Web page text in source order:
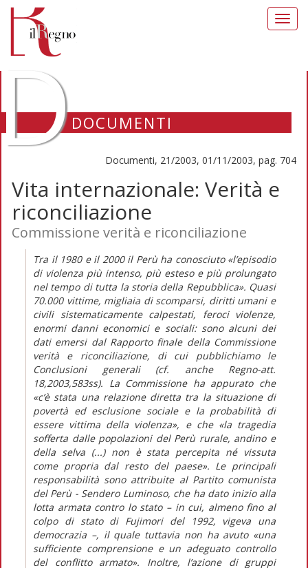
DOCUMENTI
Documenti, 21/2003, 01/11/2003, pag. 704
Vita internazionale: Verità e
riconciliazione
Commissione verità e riconciliazione
Tra il 1980 e il 2000 il Perù ha conosciuto «l’episodio
di violenza più intenso, più esteso e più prolungato
nel tempo di tutta la storia della Repubblica». Quasi
70.000 vittime, migliaia di scomparsi, diritti umani e
civili sistematicamente calpestati, feroci violenze,
enormi danni economici e sociali: sono alcuni dei
dati emersi dal Rapporto finale della Commissione
verità e riconciliazione, di cui pubblichiamo le
Conclusioni generali (cf. anche Regno-att.
18,2003,583ss). La Commissione ha appurato che
«c’è stata una relazione diretta tra la situazione di
povertà ed esclusione sociale e la probabilità di
essere vittima della violenza», e che «la tragedia
sofferta dalle popolazioni del Perù rurale, andino e
della selva (...) non è stata percepita né vissuta
come propria dal resto del paese». Le principali
responsabilità sono attribuite al Partito comunista
del Perù - Sendero Luminoso, che ha dato inizio alla
lotta armata contro lo stato – in cui, almeno fino al
colpo di stato di Fujimori del 1992, vigeva una
democrazia –, il quale tuttavia non ha avuto «una
sufficiente comprensione e un adeguato controllo
del conflitto armato». Inoltre, l’azione di gruppi